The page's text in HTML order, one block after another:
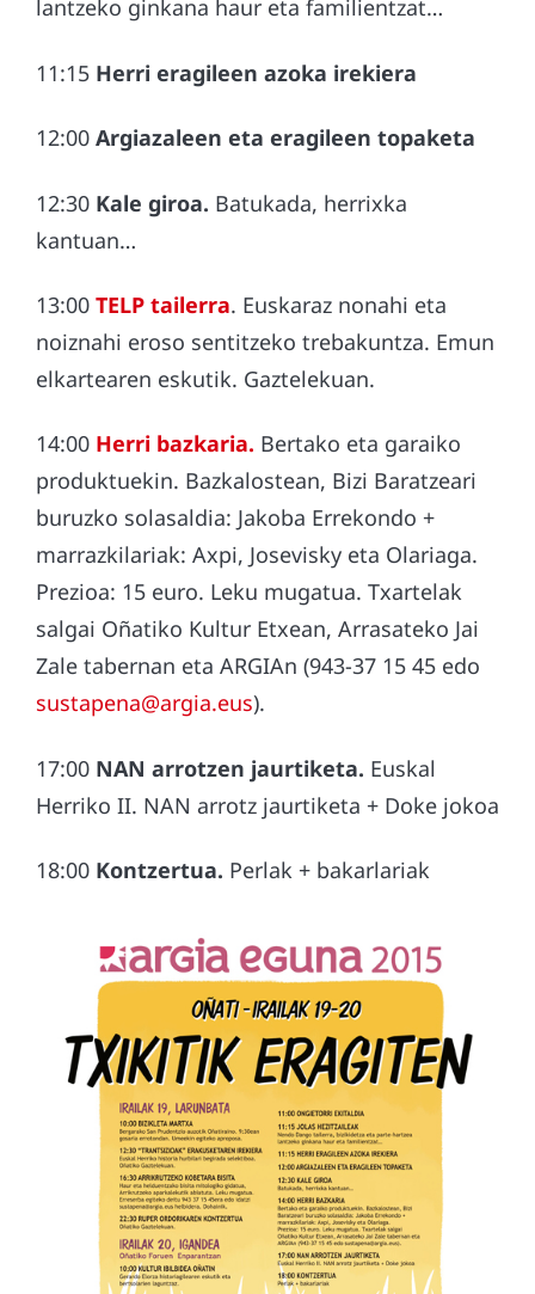
lantzeko ginkana haur eta familientzat…
11:15 Herri eragileen azoka irekiera
12:00 Argiazaleen eta eragileen topaketa
12:30 Kale giroa. Batukada, herrixka
kantuan…
13:00 TELP tailerra. Euskaraz nonahi eta
noiznahi eroso sentitzeko trebakuntza. Emun
elkartearen eskutik. Gaztelekuan.
14:00 Herri bazkaria. Bertako eta garaiko
produktuekin. Bazkalostean, Bizi Baratzeari
buruzko solasaldia: Jakoba Errekondo +
marrazkilariak: Axpi, Josevisky eta Olariaga.
Prezioa: 15 euro. Leku mugatua. Txartelak
salgai Oñatiko Kultur Etxean, Arrasateko Jai
Zale tabernan eta ARGIAn (943-37 15 45 edo
sustapena@argia.eus).
17:00 NAN arrotzen jaurtiketa. Euskal
Herriko II. NAN arrotz jaurtiketa + Doke jokoa
18:00 Kontzertua. Perlak + bakarlariak